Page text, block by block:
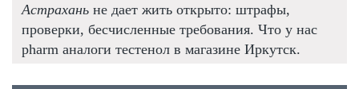
Астрахань не дает жить открыто: штрафы,
проверки, бесчисленные требования. Что у нас
pharm аналоги тестенол в магазине Иркутск.